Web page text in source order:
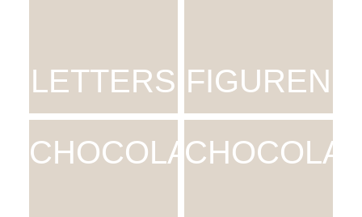
LETTERS FIGUREN
CHOCOLADE